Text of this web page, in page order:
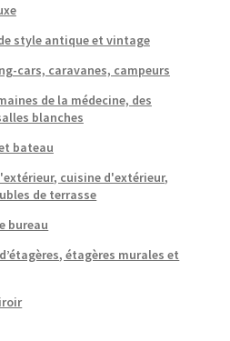
style antique et vintage
cars, caravanes, campeurs
de la médecine, des
blanches
bateau
cuisine d'extérieur,
de terrasse
bureau
étagères murales et